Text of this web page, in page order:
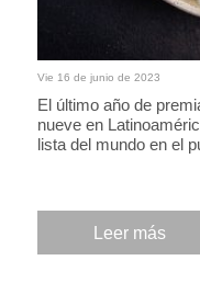
Vie 16 de junio de 2023
El último año de
nueve en
lista del mundo en el
Leer más